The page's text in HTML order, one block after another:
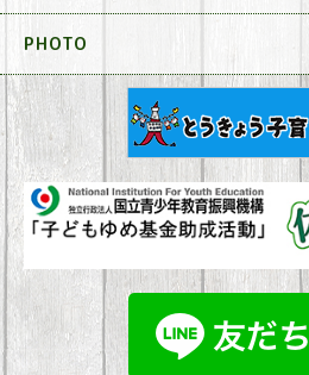
PHOTO